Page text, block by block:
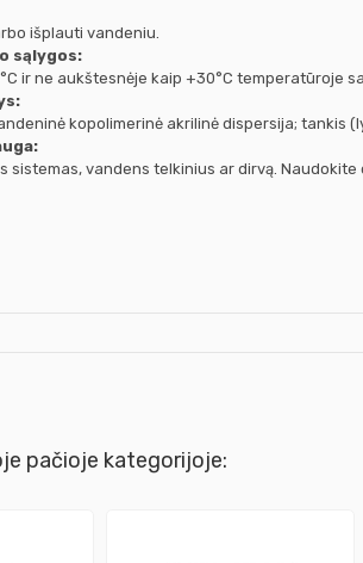
išplauti vandeniu.
sąlygos:
ir ne aukštesnėje kaip +30°C temperatūroje
kopolimerinė akrilinė dispersija; tankis
sistemas, vandens telkinius ar dirvą.
pačioje kategorijoje: